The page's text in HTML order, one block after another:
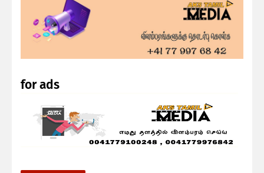
for ads